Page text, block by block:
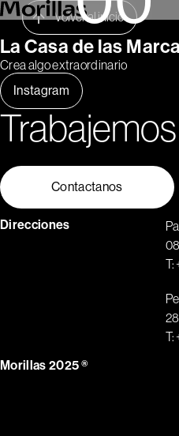
1 3
Trabajos
Barcelona 1962
Sobre Nosotros
Blog
Contacto
Es
Instagram
Volver al inicio
La Casa de las
Crea algo extraordinario
Contactanos
Morillas 2025 ®
Direcciones
T:
T: